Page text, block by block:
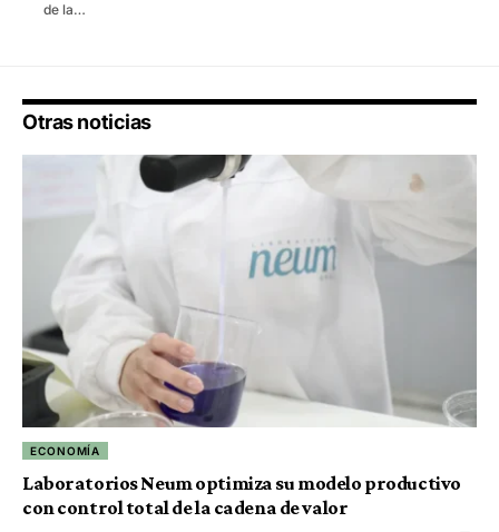
de la…
Otras noticias
ECONOMÍA
Laboratorios Neum optimiza su modelo productivo
con control total de la cadena de valor